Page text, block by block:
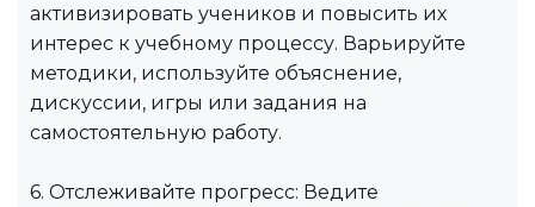
активизировать учеников и повысить их
интерес к учебному процессу. Варьируйте
методики, используйте объяснение,
дискуссии, игры или задания на
самостоятельную работу.
6. Отслеживайте прогресс: Ведите